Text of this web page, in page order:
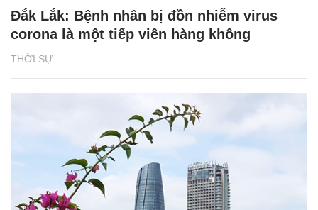
THỜI SỰ
Đắk Lắk: Bệnh nhân bị đồn nhiễm virus
corona là một tiếp viên hàng không